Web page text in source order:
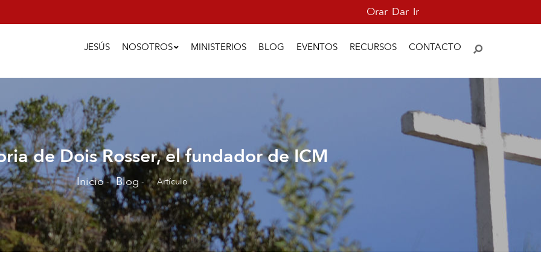
Orar Dar Ir
Navigation
JESÚS NOSOTROS MINISTERIOS BLOG EVENTOS RECURSOS CONTACTO
de Dois Rosser, el fundador de ICM
Sobrescribir
enlaces
de
ayuda
Inicio - Blog - Artículo